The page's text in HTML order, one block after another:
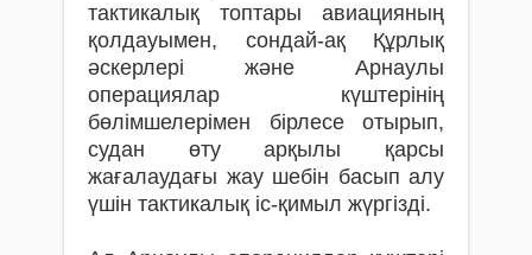
тактикалық топтары авиацияның
қолдауымен, сондай-ақ Құрлық
әскерлері және Арнаулы
операциялар күштерінің
бөлімшелерімен бірлесе отырып,
судан өту арқылы қарсы
жағалаудағы жау шебін басып алу
үшін тактикалық іс-қимыл жүргізді.